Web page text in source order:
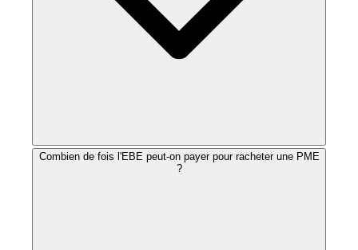
Combien de fois l'EBE peut-on payer pour racheter une PME
?